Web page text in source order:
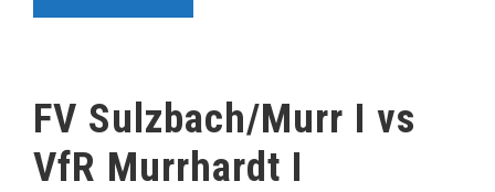
FV Sulzbach/Murr I vs
VfR Murrhardt I